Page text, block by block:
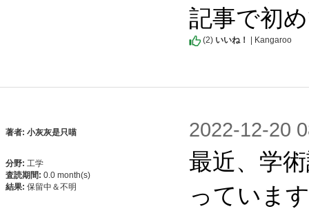
記事で初
(2) いいね！ | Kangaroo
著者: 小灰灰是只喵
分野: 工学
査読期間: 0.0 month(s)
結果: 保留中＆不明
2022-12-20
最近、学
っています